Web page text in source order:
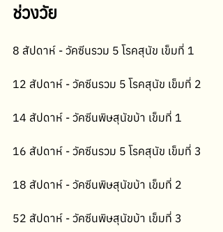
ช่วงวัย
8 สัปดาห์ - วัคซีนรวม 5 โรคสุนัข เข็มที่ 1
12 สัปดาห์ - วัคซีนรวม 5 โรคสุนัข เข็มที่ 2
14 สัปดาห์ - วัคซีนพิษสุนัขบ้า เข็มที่ 1
16 สัปดาห์ - วัคซีนรวม 5 โรคสุนัข เข็มที่ 3
18 สัปดาห์ - วัคซีนพิษสุนัขบ้า เข็มที่ 2
52 สัปดาห์ - วัคซีนพิษสุนัขบ้า เข็มที่ 3